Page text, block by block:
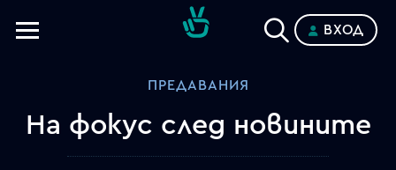
ВХОД
ПРЕДАВАНИЯ
На фокус след новините